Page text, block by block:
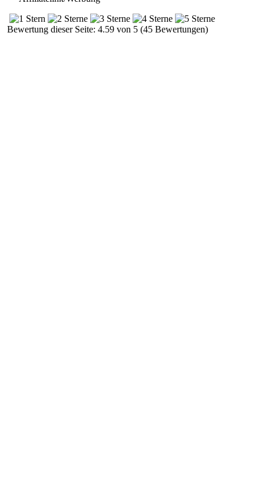
Bewertung dieser Seite: 4.59 von 5 (45 Bewertungen)